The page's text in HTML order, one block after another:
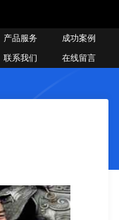
产品服务
成功案例
联系我们 在线留言